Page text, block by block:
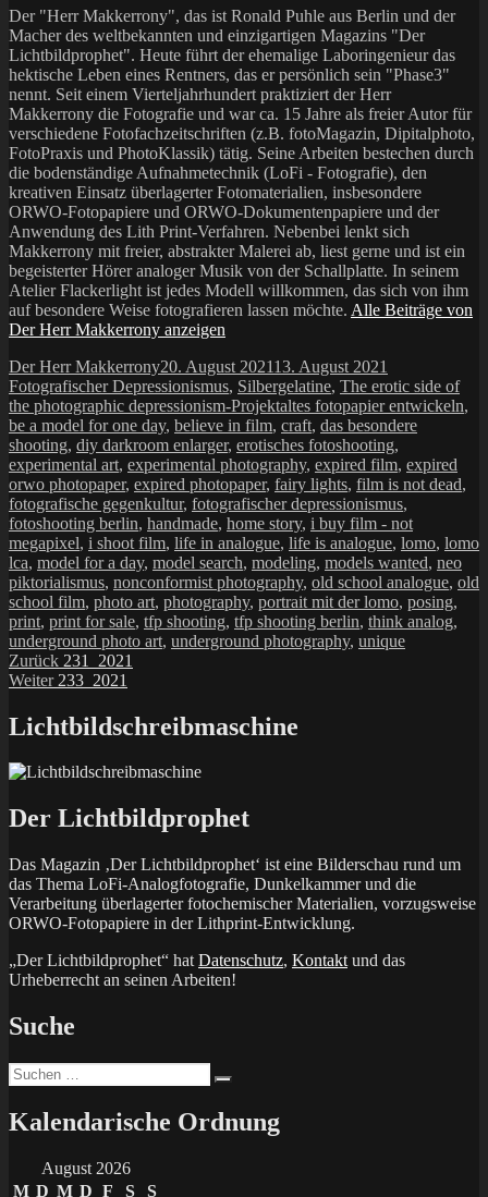
Der "Herr Makkerrony", das ist Ronald Puhle aus Berlin und der
Macher des weltbekannten und einzigartigen Magazins "Der
Lichtbildprophet". Heute führt der ehemalige Laboringenieur das
hektische Leben eines Rentners, das er persönlich sein "Phase3"
nennt. Seit einem Vierteljahrhundert praktiziert der Herr
Makkerrony die Fotografie und war ca. 15 Jahre als freier Autor für
verschiedene Fotofachzeitschriften (z.B. fotoMagazin, Dipitalphoto,
FotoPraxis und PhotoKlassik) tätig. Seine Arbeiten bestechen durch
die bodenständige Aufnahmetechnik (LoFi - Fotografie), den
kreativen Einsatz überlagerter Fotomaterialien, insbesondere
ORWO-Fotopapiere und ORWO-Dokumentenpapiere und der
Anwendung des Lith Print-Verfahren. Nebenbei lenkt sich
Makkerrony mit freier, abstrakter Malerei ab, liest gerne und ist ein
begeisterter Hörer analoger Musik von der Schallplatte. In seinem
Atelier Flackerlight ist jedes Modell willkommen, das sich von ihm
auf besondere Weise fotografieren lassen möchte. Alle Beiträge von
Der Herr Makkerrony anzeigen
Autor
Der Herr MakkerronyVeröffentlicht
am
20. August 202113. August 2021
Fotografischer Depressionismus, Silbergelatine, The erotic side of
the photographic depressionism-ProjektSchlagwörter
altes fotopapier entwickeln,
be a model for one day, believe in film, craft, das besondere
shooting, diy darkroom enlarger, erotisches fotoshooting,
experimental art, experimental photography, expired film, expired
orwo photopaper, expired photopaper, fairy lights, film is not dead,
fotografische gegenkultur, fotografischer depressionismus,
fotoshooting berlin, handmade, home story, i buy film - not
megapixel, i shoot film, life in analogue, life is analogue, lomo, lomo
lca, model for a day, model search, modeling, models wanted, neo
piktorialismus, nonconformist photography, old school analogue, old
school film, photo art, photography, portrait mit der lomo, posing,
print, print for sale, tfp shooting, tfp shooting berlin, think analog,
underground photo art, underground photography, unique
Beitragsnavigation
Zurück Vorheriger
Beitrag:
231_2021
Weiter Nächster
233_2021
Lichtbildschreibmaschine
Der Lichtbildprophet
Das Magazin ‚Der Lichtbildprophet‘ ist eine Bilderschau rund um
das Thema LoFi-Analogfotografie, Dunkelkammer und die
Verarbeitung überlagerter fotochemischer Materialien, vorzugsweise
ORWO-Fotopapiere in der Lithprint-Entwicklung.
„Der Lichtbildprophet“ hat Datenschutz, Kontakt und das
Urheberrecht an seinen Arbeiten!
Suche
Suchen
nach:
Kalendarische Ordnung
August 2026
M D M D F S S